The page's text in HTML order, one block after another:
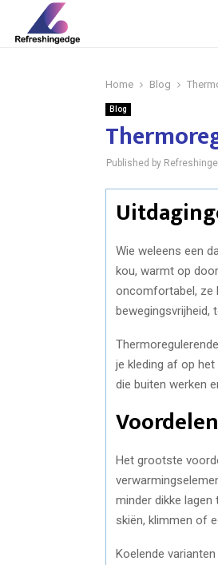
Home Blog
Blog
Published by
Wie weleens een
kou, warmt op
oncomfortabel, ze
bewegingsvrijheid,
je kleding af op
die buiten werken
Het grootste
minder dikke
skiën, klimmen of
Koelende